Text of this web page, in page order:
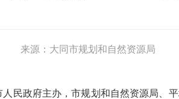
来源： 大同市规划和自然资源局
人民政府主办，市规划和自然资源局、